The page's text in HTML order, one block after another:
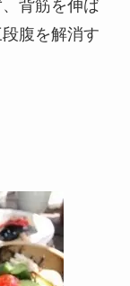
背筋を伸ば
腹を解消す